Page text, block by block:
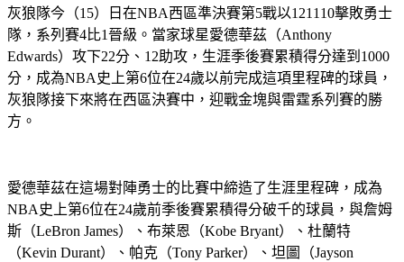
隊，系列賽4比1晉級。當家球星愛德華茲（Anthony
Edwards）攻下22分、12助攻，生涯季後賽累積得分達到1000
分，成為NBA史上第6位在24歲以前完成這項里程碑的球員，
灰狼隊接下來將在西區決賽中，迎戰金塊與雷霆系列賽的勝
方。
NBA史上第6位在24歲前季後賽累積得分破千的球員，與詹姆
斯（LeBron James）、布萊恩（Kobe Bryant）、杜蘭特
（Kevin Durant）、帕克（Tony Parker）、坦圖（Jayson
Tatum）等傳奇球星並列。